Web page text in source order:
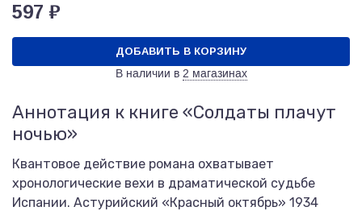
597 ₽
ДОБАВИТЬ В КОРЗИНУ
В наличии в 2 магазинах
Аннотация к книге «Солдаты плачут
ночью»
Квантовое действие романа охватывает
хронологические вехи в драматической судьбе
Испании. Астурийский «Красный октябрь» 1934